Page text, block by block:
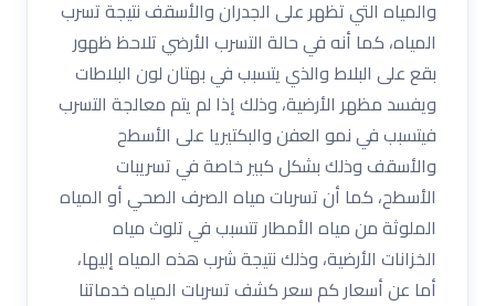
والمياه التي تظهر على الجدران والأسقف نتيجة تسرب
المياه، كما أنه في حالة التسرب الأرضي تلاحظ ظهور
بقع على البلاط والذي يتسبب في بهتان لون البلاطات
ويفسد مظهر الأرضية، وذلك إذا لم يتم معالجة التسرب
فيتسبب في نمو العفن والبكتيريا على الأسطح
والأسقف وذلك بشكل كبير خاصة في تسريبات
الأسطح، كما أن تسربات مياه الصرف الصحي أو المياه
الملوثة من مياه الأمطار تتسبب في تلوث مياه
الخزانات الأرضية، وذلك نتيجة شرب هذه المياه إليها،
أما عن أسعار كم سعر كشف تسربات المياه خدماتنا